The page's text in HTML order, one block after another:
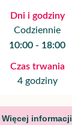
Dni i godziny
Codziennie
10:00 - 18:00
Czas trwania
4 godziny
Więcej informacji